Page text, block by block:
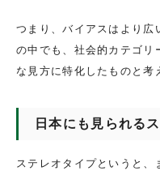
つまり、バイアスはより広
の中でも、社会的カテゴリ
な見方に特化したものと考
日本にも見られる
ステレオタイプというと